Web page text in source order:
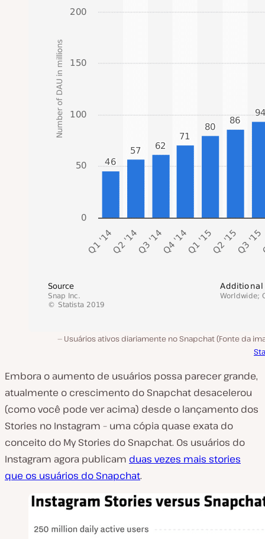
Usuários ativos diariamente no Snapchat (Fonte da
Embora o aumento de usuários possa parecer grande,
atualmente o crescimento do Snapchat desacelerou
(como você pode ver acima) desde o lançamento dos
Stories no Instagram – uma cópia quase exata do
conceito do My Stories do Snapchat. Os usuários do
Instagram agora publicam duas vezes mais stories
que os usuários do Snapchat.